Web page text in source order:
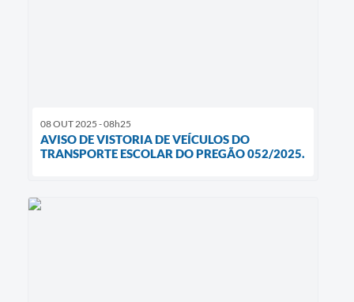
08 OUT 2025 - 08h25
AVISO DE VISTORIA DE VEÍCULOS DO
TRANSPORTE ESCOLAR DO PREGÃO 052/2025.